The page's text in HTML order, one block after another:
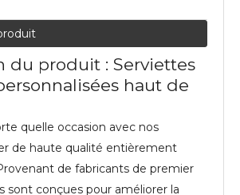
du produit : Serviettes
haut de
quelle occasion avec nos
de haute qualité entièrement
de fabricants de premier
sont conçues pour améliorer la